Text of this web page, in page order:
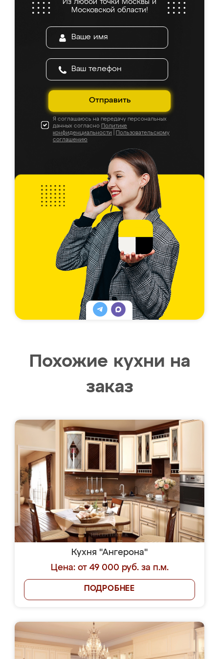
Из любой точки Москвы и
Московской области!
Отправить
Я соглашаюсь на передачу персональных
данных согласно Политике
конфиденциальности
Пользовательскому
соглашению
Похожие кухни на
заказ
Кухня "Ангерона"
Цена: от 49 000 руб. за п.м.
ПОДРОБНЕЕ